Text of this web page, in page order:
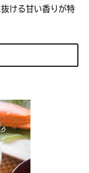
ける甘い香りが特